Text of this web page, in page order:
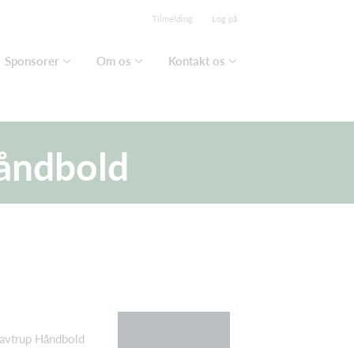
Tilmelding Log på
Sponsorer Om os Kontakt os
Håndbold